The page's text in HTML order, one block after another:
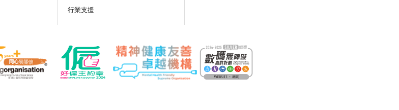
公開講座
行業支援